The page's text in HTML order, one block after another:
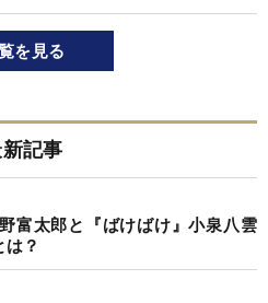
を見る
記事
富太郎と『ばけばけ』小泉八雲
？